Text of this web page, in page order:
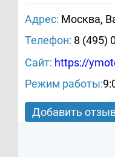
Адрес: Москва,
Телефон: 8 (495)
Сайт: https://
Режим работы:
Добавить